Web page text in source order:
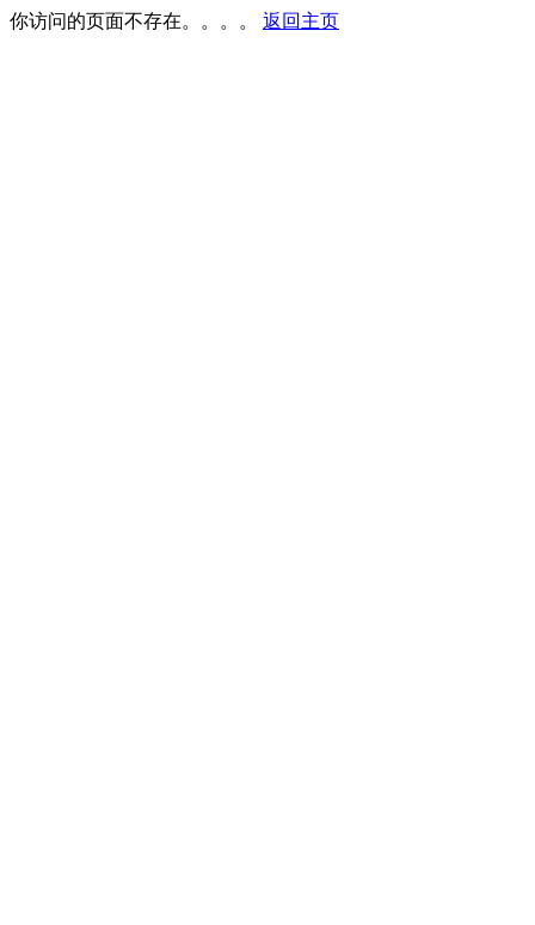
你访问的页面不存在。。。。 返回主页